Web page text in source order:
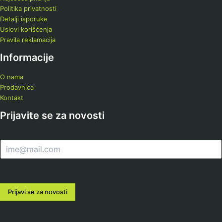
Politika privatnosti
Detalji isporuke
Uslovi korišćenja
Pravila reklamacija
Informacije
O nama
Prodavnica
Kontakt
Prijavite se za novosti
m
l
Prijavi se za novosti